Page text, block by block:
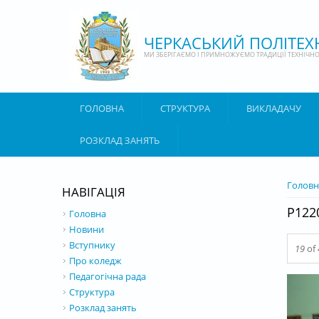
ЧЕРКАСЬКИЙ
МИ ЗБЕРІГАЄМО І ПРИМНОЖУЄМО ТРАДИЦІЇ
ГОЛОВНА СТРУКТУРА ВИКЛАДАЧУ
РОЗКЛАД ЗАНЯТЬ
ВИ Є
19of
НАВІГАЦІЯ
Головна
Новини
Вступнику
Про коледж
Педагогічна рада
Структура
Розклад занять